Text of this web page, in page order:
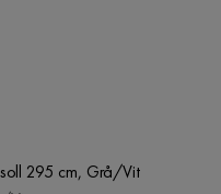
295 cm, Grå/Vit